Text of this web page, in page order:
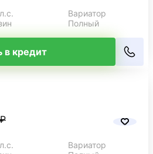
Вариатор
Полный
в кредит
Вариатор